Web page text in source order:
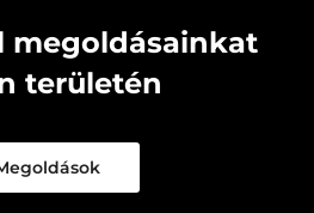
megoldásainkat
területén